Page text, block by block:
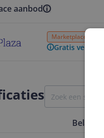
aanbod
Marketplace
Gratis